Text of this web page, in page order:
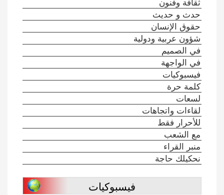
حدث و حديث
حقوق الإنسان
شؤون عربية ودولية
في الصميم
في الواجهة
فيسبوكيات
كلمة حرة
لسعات
لقاءات واتجاهات
للأحرار فقط
مع الشعب
منبر القراء
نحكيلك حاجة
فيسبوكيات